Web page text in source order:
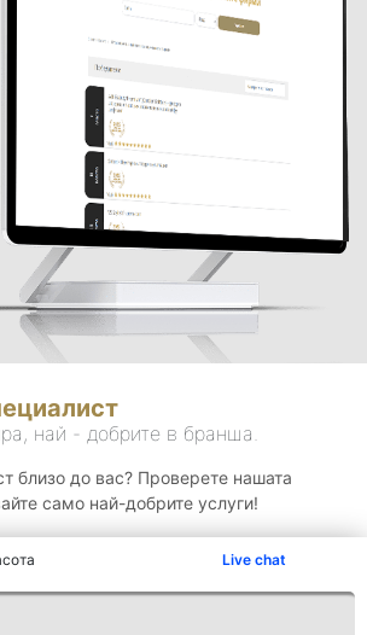
Live chat
най - добрите в бранша.
близо до вас? Проверете нашата
само най-добрите услуги!